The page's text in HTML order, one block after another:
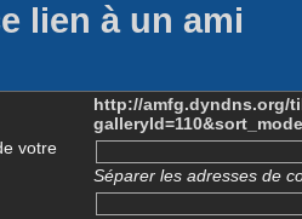
lien à un ami
http://amfg.dyndns.org/
votre
Séparer les adresses de